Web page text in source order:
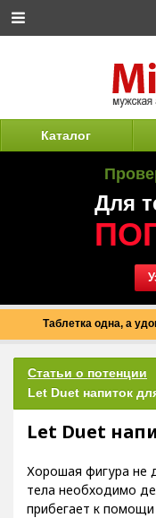
Каталог
Для
Таблетка одна, а
Статьи о потенции
Let Duet напиток
Let Duet
Хорошая фигура не
тела необходимо
прибегает к